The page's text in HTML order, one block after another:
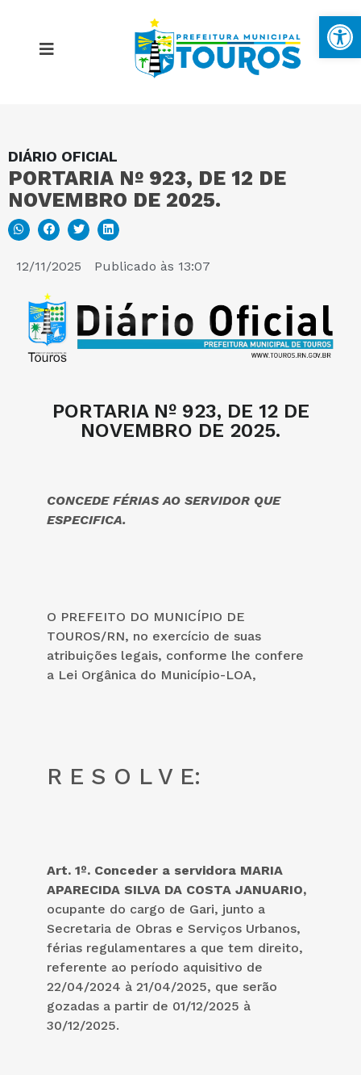
DIÁRIO OFICIAL
PORTARIA Nº 923, DE 12 DE
NOVEMBRO DE 2025.
12/11/2025 Publicado às 13:07
PORTARIA Nº 923, DE 12 DE
NOVEMBRO DE 2025.
CONCEDE FÉRIAS AO SERVIDOR QUE
ESPECIFICA.
O PREFEITO DO MUNICÍPIO DE
TOUROS/RN, no exercício de suas
atribuições legais, conforme lhe confere
a Lei Orgânica do Município-LOA,
R E S O L V E:
Art. 1º. Conceder a servidora MARIA
APARECIDA SILVA DA COSTA JANUARIO,
ocupante do cargo de Gari, junto a
Secretaria de Obras e Serviços Urbanos,
férias regulamentares a que tem direito,
referente ao período aquisitivo de
22/04/2024 à 21/04/2025, que serão
gozadas a partir de 01/12/2025 à
30/12/2025.
MAPA DO SITE
PORTAL DA TRANSPARÊNCIA
E-SIC
PERGUNTAS FREQUENTES